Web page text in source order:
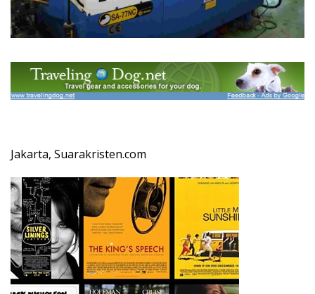
Jakarta, Suarakristen.com